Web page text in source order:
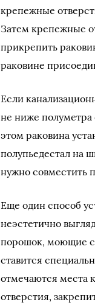
крепежные
Затем крепежные
прикрепить
раковине
Если
не ниже полуметра
этом раковина
полупьедестал на
нужно совместить
Еще один способ
неэстетично
порошок, моющие
ставится
отмечаются места
отверстия,